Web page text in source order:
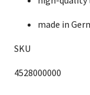
made in
SKU
4528000000